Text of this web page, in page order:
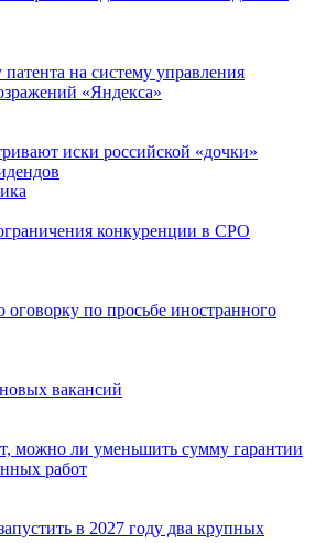
на систему управления
«Яндекса»
иски российской «дочки»
конкуренции в СРО
по просьбе иностранного
вакансий
можно ли уменьшить сумму гарантии
работ
в 2027 году два крупных